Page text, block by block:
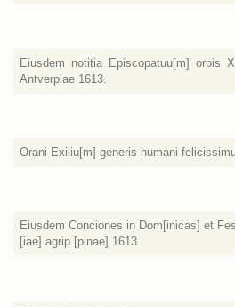
Eiusdem notitia Episcopatuu[m] orbis
Antverpiae 1613.
Orani Exiliu[m] generis humani
Eiusdem Conciones in Dom[inicas] et
[iae] agrip.[pinae] 1613